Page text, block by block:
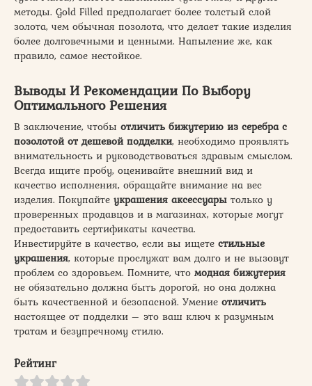
методы. Gold Filled предполагает более толстый слой
золота, чем обычная позолота, что делает такие изделия
более долговечными и ценными. Напыление же, как
правило, самое нестойкое.
Выводы И Рекомендации По Выбору
Оптимального Решения
В заключение, чтобы отличить бижутерию из серебра с
позолотой от дешевой подделки, необходимо проявлять
внимательность и руководствоваться здравым смыслом.
Всегда ищите пробу, оценивайте внешний вид и
качество исполнения, обращайте внимание на вес
изделия. Покупайте украшения аксессуары только у
проверенных продавцов и в магазинах, которые могут
предоставить сертификаты качества.
Инвестируйте в качество, если вы ищете стильные
украшения, которые прослужат вам долго и не вызовут
проблем со здоровьем. Помните, что модная бижутерия
не обязательно должна быть дорогой, но она должна
быть качественной и безопасной. Умение отличить
настоящее от подделки – это ваш ключ к разумным
тратам и безупречному стилю.
Рейтинг